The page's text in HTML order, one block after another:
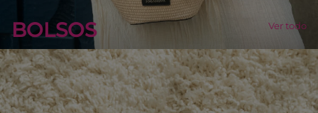
BOLSOS Ver todo